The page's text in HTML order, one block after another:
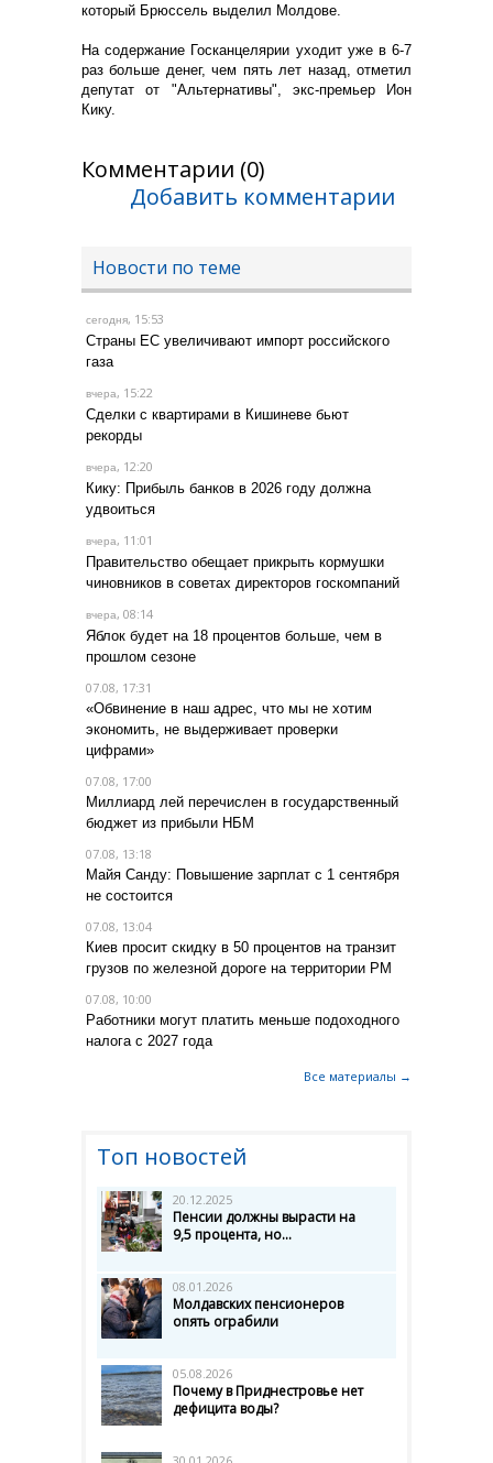
который Брюссель выделил Молдове.
На содержание Госканцелярии уходит уже в 6-7
раз больше денег, чем пять лет назад, отметил
депутат от "Альтернативы", экс-премьер Ион
Кику.
Комментарии (0)
Добавить комментарии
Новости по теме
сегодня, 15:53
Страны ЕС увеличивают импорт российского
газа
вчера, 15:22
Сделки с квартирами в Кишиневе бьют
рекорды
вчера, 12:20
Кику: Прибыль банков в 2026 году должна
удвоиться
вчера, 11:01
Правительство обещает прикрыть кормушки
чиновников в советах директоров госкомпаний
вчера, 08:14
Яблок будет на 18 процентов больше, чем в
прошлом сезоне
07.08, 17:31
«Обвинение в наш адрес, что мы не хотим
экономить, не выдерживает проверки
цифрами»
07.08, 17:00
Миллиард лей перечислен в государственный
бюджет из прибыли НБМ
07.08, 13:18
Майя Санду: Повышение зарплат с 1 сентября
не состоится
07.08, 13:04
Киев просит скидку в 50 процентов на транзит
грузов по железной дороге на территории РМ
07.08, 10:00
Работники могут платить меньше подоходного
налога с 2027 года
Все материалы →
Топ новостей
20.12.2025
Пенсии должны вырасти на
9,5 процента, но...
08.01.2026
Молдавских пенсионеров
опять ограбили
05.08.2026
Почему в Приднестровье нет
дефицита воды?